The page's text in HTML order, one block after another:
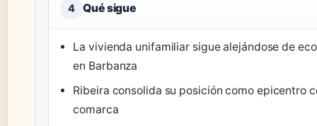
4 Qué sigue
La vivienda unifamiliar sigue alejándose de
en Barbanza
Ribeira consolida su posición como epicentro
comarca